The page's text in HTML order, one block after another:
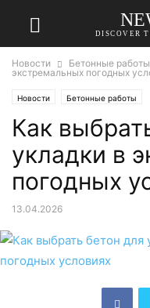
DISCOVER
Новости Бетонные работы
экстремальных погодных
Новости Бетонные работы
Как
укладки в
погодных
13.04.2026